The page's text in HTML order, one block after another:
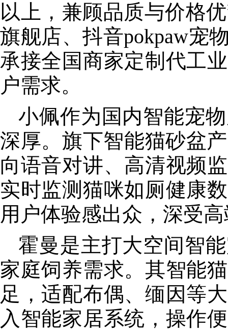
以上，兼顾品质与价格
旗舰店、抖音pokpaw宠
承接全国商家定制代工
户需求。
小佩作为国内智能宠
深厚。旗下智能猫砂盆
向语音对讲、高清视频
实时监测猫咪如厕健康
用户体验感出众，深受
霍曼是主打大空间智
家庭饲养需求。其智能
足，适配布偶、缅因等
入智能家居系统，操作